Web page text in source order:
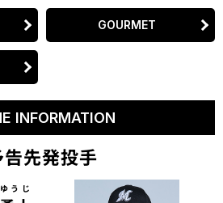
GOURMET
INFORMATION
告先発投手
うじ